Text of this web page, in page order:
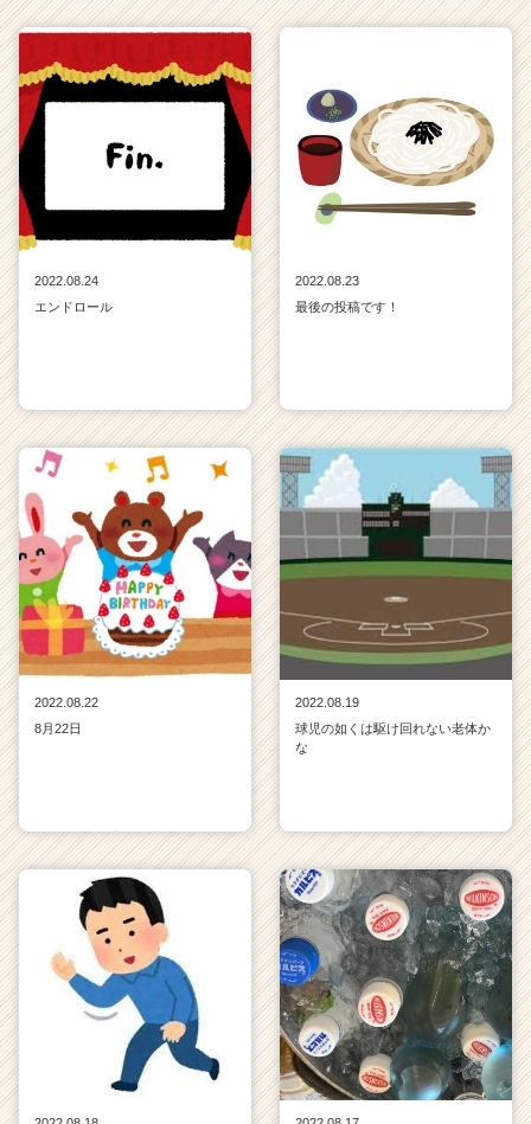
イ
チ
ア
e
r）
2022.08.24
エンドロール
2022.08.23
最後の投稿です！
2022.08.22
8月22日
2022.08.19
球児の如くは駆け回れない老体か
な